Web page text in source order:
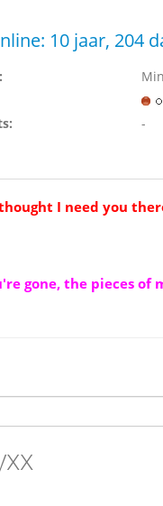
10 jaar, 204
-
I need you
gone, the pieces of